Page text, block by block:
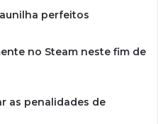
perfeitos
no Steam neste fim de
as penalidades de